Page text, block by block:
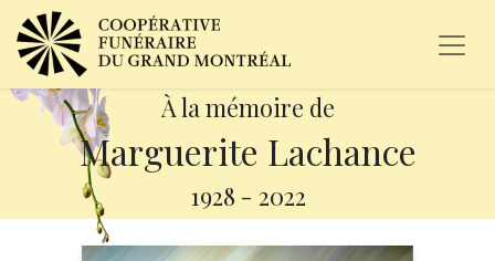
À la mémoire de
Marguerite Lachance
1928 - 2022